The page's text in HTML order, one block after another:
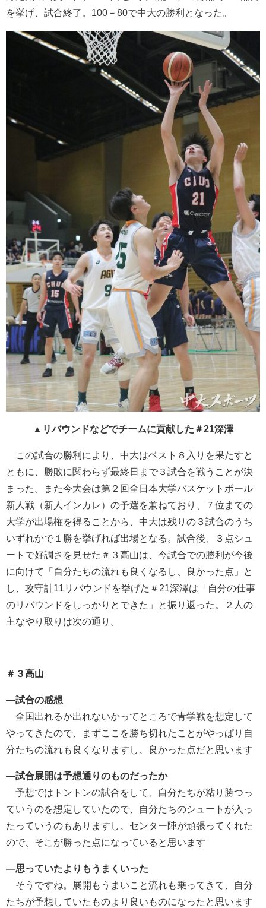
を挙げ、試合終了。100－80で中大の勝利となった。
▲リバウンドなどでチームに貢献した＃21深澤
この試合の勝利により、中大はベスト８入りを果たすと
ともに、勝敗に関わらず最終日まで３試合を戦うことが決
まった。また今大会は第２回全日本大学バスケットボール
新人戦（新人インカレ）の予選を兼ねており、７位までの
大学が出場権を得ることから、中大は残りの３試合のうち
いずれかで１勝を挙げれば出場となる。試合後、３点シュ
ートで好調さを見せた＃３高山は、今試合での勝利が今後
に向けて「自分たちの流れも良くなるし、良かった点」と
し、攻守計11リバウンドを挙げた＃21深澤は「自分の仕事
のリバウンドをしっかりとできた」と振り返った。２人の
主なやり取りは次の通り。
＃３高山
―試合の感想
全国出れるか出れないかってところで青学戦を想定して
やってきたので、まずここを勝ち切れたことがやっぱり自
分たちの流れも良くなりますし、良かった点だと思います
―試合展開は予想通りのものだったか
予想ではトントンの試合をして、自分たちが粘り勝つっ
ていうのを想定していたので、自分たちのシュートが入っ
たっていうのもありますし、センター陣が頑張ってくれた
ので、そこが勝った点になっていると思います
―思っていたよりもうまくいった
そうですね。展開もうまいこと流れも乗ってきて、自分
たちが予想していたものより良いものになったと思います